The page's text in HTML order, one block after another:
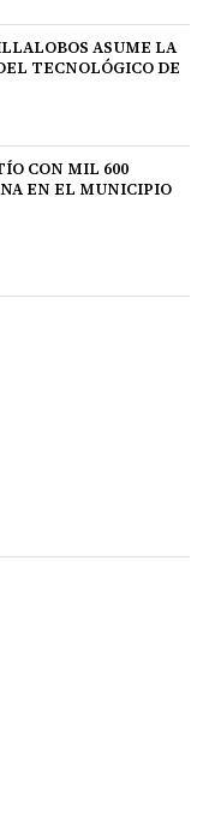
ASUME LA
TECNOLÓGICO DE
CON MIL 600
EN EL MUNICIPIO